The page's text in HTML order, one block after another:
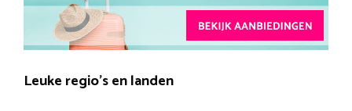
Leuke regio’s en landen